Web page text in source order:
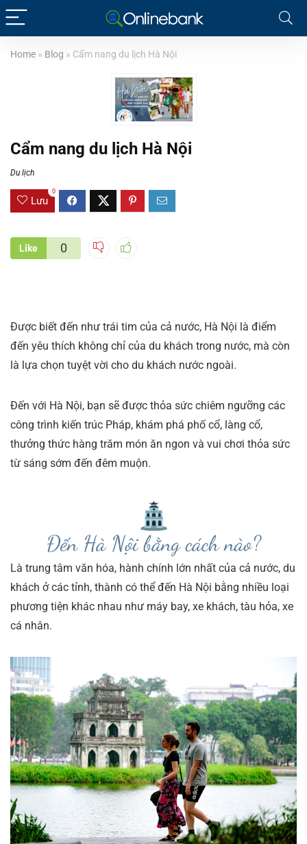
Home » Blog » Cẩm nang du lịch Hà Nội
Cẩm nang du lịch Hà Nội
Du lịch
Lưu
0
Like 0
Được biết đến như trái tim của cả nước, Hà Nội là điểm
đến yêu thích không chỉ của du khách trong nước, mà còn
là lựa chọn tuyệt vời cho du khách nước ngoài.
Đến với Hà Nội, bạn sẽ được thỏa sức chiêm ngưỡng các
công trình kiến trúc Pháp, khám phá phố cổ, làng cổ,
thưởng thức hàng trăm món ăn ngon và vui chơi thỏa sức
từ sáng sớm đến đêm muộn.
Là trung tâm văn hóa, hành chính lớn nhất của cả nước, du
khách ở các tỉnh, thành có thể đến Hà Nội bằng nhiều loại
phương tiện khác nhau như máy bay, xe khách, tàu hỏa, xe
cá nhân.